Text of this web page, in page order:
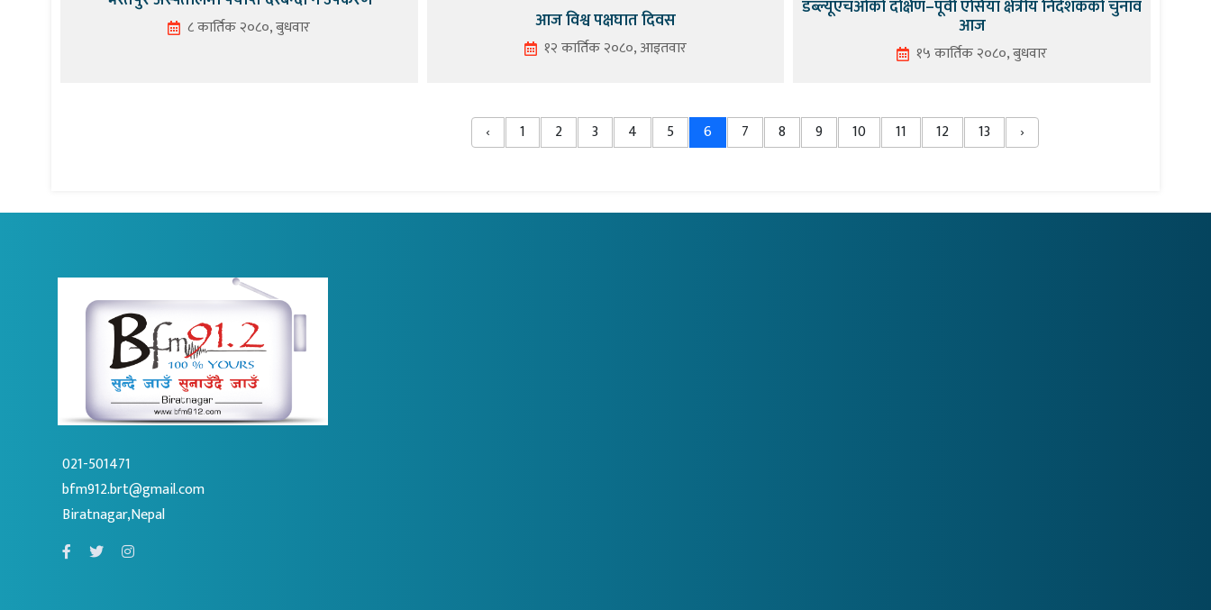
८ कार्तिक २०८०, बुधवार आज विश्व पक्षघात दिवस
१२ कार्तिक २०८०, आइतवार
डब्ल्यूएचओको दक्षिण–पूर्वी एसिया क्षेत्रीय निर्देशकको चुनाव
आज
१५ कार्तिक २०८०, बुधवार
‹ 1 2 3 4 5 6 7 8 9 10 11 12 13 ›
021-501471
bfm912.brt@gmail.com
Biratnagar,Nepal